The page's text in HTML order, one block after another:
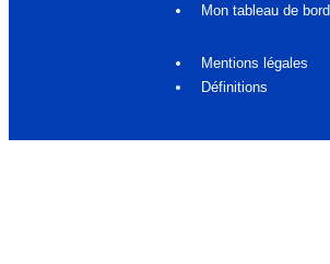
Mon tableau de bord
Mentions légales
Définitions